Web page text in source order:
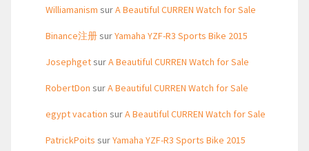
Williamanism surA Beautiful CURREN Watch for Sale
Binance注册surYamaha YZF-R3 Sports Bike 2015
JosephgetsurA Beautiful CURREN Watch for Sale
RobertDon surA Beautiful CURREN Watch for Sale
egypt vacation surA Beautiful CURREN Watch for Sale
PatrickPoits surYamaha YZF-R3 Sports Bike 2015